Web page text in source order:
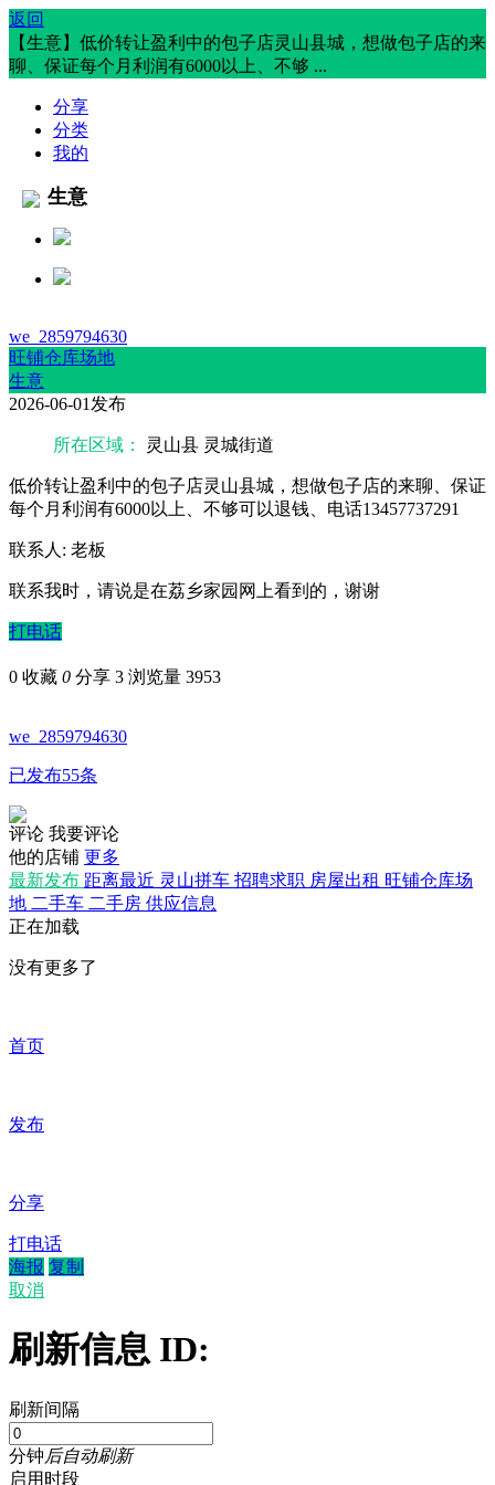
返回
【生意】低价转让盈利中的包子店灵山县城，想做包子店的来
聊、保证每个月利润有6000以上、不够 ...
分享
分类
我的
生意
we_2859794630
旺铺仓库场地
生意
2026-06-01发布
所在区域： 灵山县 灵城街道
低价转让盈利中的包子店灵山县城，想做包子店的来聊、保证
每个月利润有6000以上、不够可以退钱、电话13457737291
联系人: 老板
联系我时，请说是在荔乡家园网上看到的，谢谢
打电话
0 收藏 0 分享 3 浏览量 3953
we_2859794630
已发布55条
评论 我要评论
他的店铺 更多
最新发布 距离最近 灵山拼车 招聘求职 房屋出租 旺铺仓库场
地 二手车 二手房 供应信息
正在加载
没有更多了
首页
发布
分享
打电话
海报 复制
取消
刷新信息 ID:
刷新间隔
分钟后自动刷新
启用时段